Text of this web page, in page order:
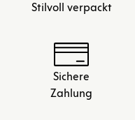
Stilvoll verpackt
Sichere
Zahlung